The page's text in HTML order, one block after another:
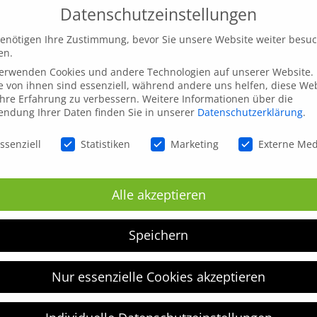
nächsten Kommentar speichern.
Datenschutzeinstellungen
Ihre Zustimmung, bevor Sie unsere Website weiter
Cookies und andere Technologien auf unserer Website.
von ihnen sind essenziell, während andere uns helfen, diese
Erfahrung zu verbessern. Weitere Informationen über die
Ihrer Daten finden Sie in unserer Datenschutzerklärung.
Statistiken Marketing Externe
Alle akzeptieren
Speichern
Nur essenzielle Cookies akzeptieren